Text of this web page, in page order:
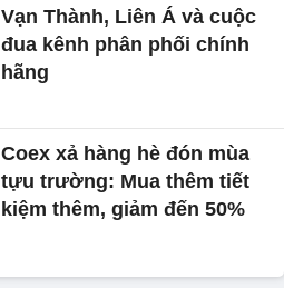
Vạn Thành, Liên Á và cuộc
đua kênh phân phối chính
hãng
Coex xả hàng hè đón mùa
tựu trường: Mua thêm tiết
kiệm thêm, giảm đến 50%